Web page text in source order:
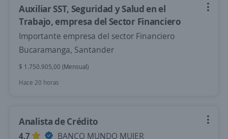
Auxiliar SST, Seguridad y Salud en el
Trabajo, empresa del Sector Financiero
Importante empresa del sector Financiero
Bucaramanga, Santander
$ 1.750.905,00 (Mensual)
Hace 20 horas
Analista de Crédito
4,7 BANCO MUNDO MUJER